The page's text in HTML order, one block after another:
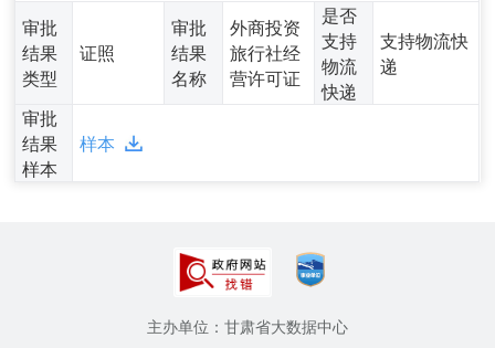
审批
结果
类型
证照
审批
结果
名称
外商投资
旅行社经
营许可证
是否
支持
物流
快递
支持物流快
递
审批
结果
样本
样本
主办单位：甘肃省大数据中心